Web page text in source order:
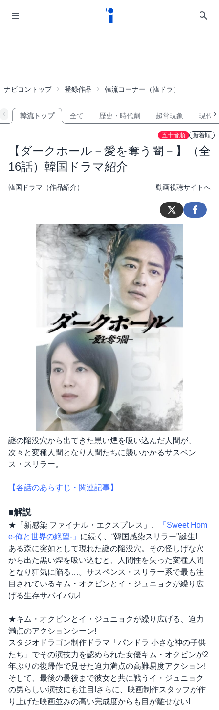
ナビコントップ 登録作品 韓流コーナー（韓ドラ）
韓流トップ 全て 歴史・時代劇 超常現象 現代
五十音順 新着順
【ダークホール－愛を奪う闇－】（全
16話）韓国ドラマ紹介
韓国ドラマ（作品紹介） 動画視聴サイトへ
謎の陥没穴から出てきた黒い煙を吸い込んだ人間が、
次々と変種人間となり人間たちに襲いかかるサスペン
ス・スリラー。
【各話のあらすじ・関連記事】
■解説
★「新感染 ファイナル・エクスプレス」、
「Sweet Hom
e-俺と世界の絶望-」 に続く、“韓国感染スリラー"誕生!
ある森に突如として現れた謎の陥没穴。その怪しげな穴
から出た黒い煙を吸い込むと、人間性を失った変種人間
となり狂気に陥る…。サスペンス・スリラー系で最も注
目されているキム・オクビンとイ・ジュニョクが繰り広
げる生存サバイバル!
★キム・オクビンとイ・ジュニョクが繰り広げる、迫力
満点のアクションシーン!
スタジオドラゴン制作ドラマ「パンドラ 小さな神の子供
たち」でその演技力を認められた女優キム・オクビンが2
年ぶりの復帰作で見せた迫力満点の高難易度アクション!
そして、最後の最後まで彼女と共に戦うイ・ジュニョク
の男らしい演技にも注目!さらに、映画制作スタッフが作
り上げた映画並みの高い完成度からも目が離せない!